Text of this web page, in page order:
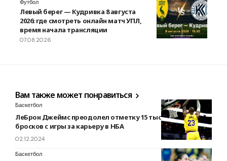
Футбол
Левый берег — Кудривка 8 августа
2026: где смотреть онлайн матч УПЛ,
время начала трансляции
07.08.2026
Вам также может понравиться
Баскетбол
ЛеБрон Джеймс преодолел отметку 15 тысяч удачных
бросков с игры за карьеру в НБА
02.12.2024
Баскетбол